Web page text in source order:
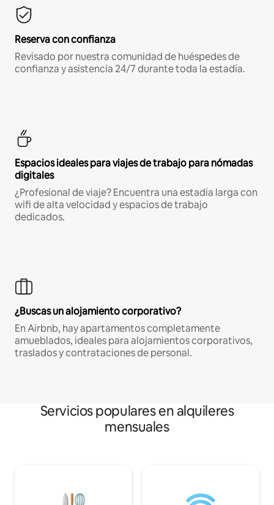
Reserva con confianza
Revisado por nuestra comunidad de huéspedes de
confianza y asistencia 24/7 durante toda la estadía.
Espacios ideales para viajes de trabajo para nómadas
digitales
¿Profesional de viaje? Encuentra una estadía larga con
wifi de alta velocidad y espacios de trabajo
dedicados.
¿Buscas un alojamiento corporativo?
En Airbnb, hay apartamentos completamente
amueblados, ideales para alojamientos corporativos,
traslados y contrataciones de personal.
Servicios populares en alquileres
mensuales